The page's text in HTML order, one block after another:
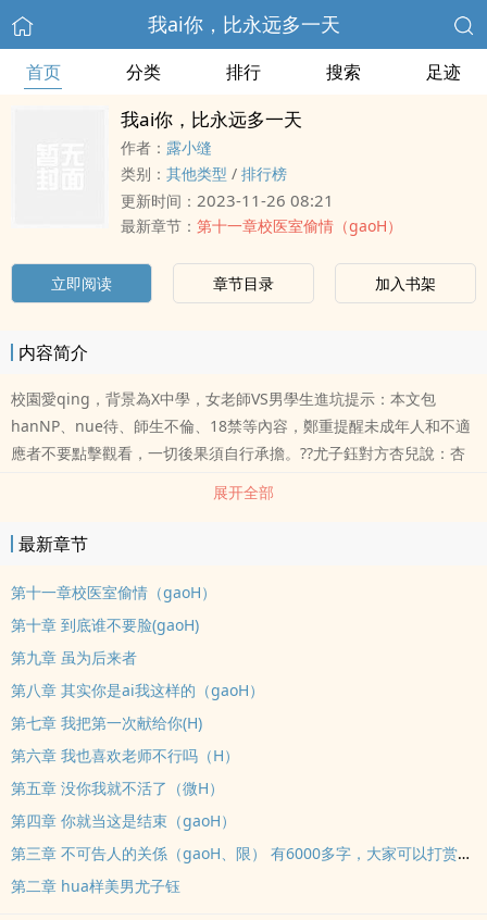
我ai你，比永远多一天
首页 分类 排行 搜索 足迹
我ai你，比永远多一天
作者： 露小缝
类别： 其他类型 / 排行榜
更新时间： 2023-11-26 08:21
最新章节： 第十一章校医室偷情（gaoH）
立即阅读 章节目录 加入书架
内容简介
校園愛qing，背景為X中學，女老師VS男學生進坑提示：本文包
hanNP、nue待、師生不倫、18禁等內容，鄭重提醒未成年人和不適
應者不要點擊觀看，一切後果須自行承擔。??尤子鈺對方杏兒說：杏
兒，無論你信與不信，我只要你記得──我愛你，比永遠多一天……蕭
菲對方杏兒說：杏兒，我從未如此期待明天，因為明天的我會比今天
更愛你……宋譽之對方杏兒說：杏兒，我不敢求你像我愛你那樣愛我，
就是一披著人民教師外衣的婊子，這樣的女人你也要？蕭菲對尤子鈺
說：我不要不就白白便宜了你，誰不知dao你也稀罕這婊子！宋譽之
對宋譽之說：方杏兒誰也不愛，不愛我也不愛你，她就是一人盡可夫
的婊子！女主角：方杏兒注意：本題材靈感來源於社會題材，但是內
容大不相同，不必對號ru座，不要瞎聯想，我只guan編，您只guan
看。
展开全部
最新章节
第十一章校医室偷情（gaoH）
第十章 到底谁不要脸(gaoH)
第九章 虽为后来者
第八章 其实你是ai我这样的（gaoH）
第七章 我把第一次献给你(H)
第六章 我也喜欢老师不行吗（H）
第五章 没你我就不活了（微H）
第四章 你就当这是结束（gaoH）
第三章 不可告人的关係（gaoH、限） 有6000多字，大家可以打赏一xia吗
第二章 hua样美男尤子钰